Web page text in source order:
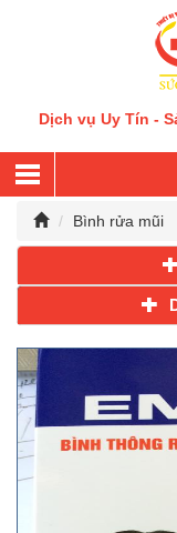
Dịch vụ Uy Tín -
Bình rửa mũi